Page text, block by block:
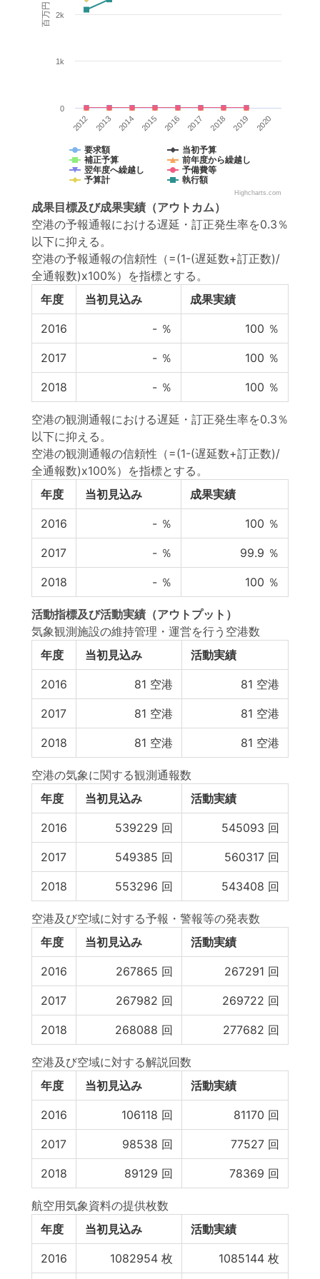
百万円
要求額
当初予算
補正予算
前年度から繰越し
翌年度へ繰越し
予備費等
予算計
執行額
2012 2013 2014 2015 2016 2017 2018 2019 2020
0
1k
2k
Highcharts.com
成果目標及び成果実績 （アウトカム）
空港の予報通報における遅延・訂正発生率を0.3％
以下に抑える。
空港の予報通報の信頼性（=(1-(遅延数+訂正数)/
全通報数)x100%）を指標とする。
年度
当初見込み 成果実績
2016 - ％ 100 ％
2017 - ％ 100 ％
2018 - ％ 100 ％
空港の観測通報における遅延・訂正発生率を0.3％
以下に抑える。
空港の観測通報の信頼性（=(1-(遅延数+訂正数)/
全通報数)x100%）を指標とする。
年度
当初見込み 成果実績
2016 - ％ 100 ％
2017 - ％ 99.9 ％
2018 - ％ 100 ％
活動指標及び活動実績 （アウトプット）
気象観測施設の維持管理・運営を行う空港数
年度
当初見込み 活動実績
2016 81 空港 81 空港
2017 81 空港 81 空港
2018 81 空港 81 空港
空港の気象に関する観測通報数
年度
当初見込み 活動実績
2016 539229 回 545093 回
2017 549385 回 560317 回
2018 553296 回 543408 回
空港及び空域に対する予報・警報等の発表数
年度
当初見込み 活動実績
2016 267865 回 267291 回
2017 267982 回 269722 回
2018 268088 回 277682 回
空港及び空域に対する解説回数
年度
当初見込み 活動実績
2016 106118 回 81170 回
2017 98538 回 77527 回
2018 89129 回 78369 回
航空用気象資料の提供枚数
年度
当初見込み 活動実績
2016 1082954 枚 1085144 枚